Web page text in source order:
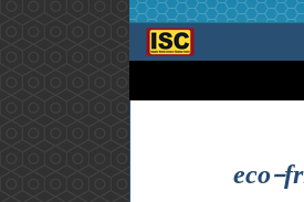
eco-